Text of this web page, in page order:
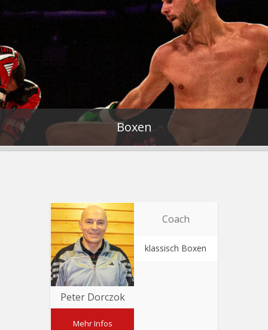
Boxen
Peter Dorczok
Mehr Infos
Coach
klassisch Boxen